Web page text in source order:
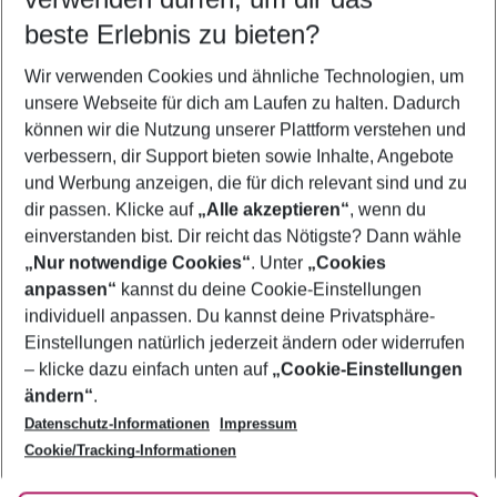
5-8 Nächte
2 Erwachsene Keine Kinder
Mehr Filter anzeigen
Footer
Footer navigation
Über uns
AGB
Bestpreisgarantie
Cookie-Einstellungen ändern
Cookie-Richtlinie
Agenturbetreuung
Barrierefreies Reisen
Folge uns
beste Erlebnis zu bieten?
Wir verwenden Cookies und ähnliche Technologien, um
unsere Webseite für dich am Laufen zu halten. Dadurch
können wir die Nutzung unserer Plattform verstehen und
verbessern, dir Support bieten sowie Inhalte, Angebote
und Werbung anzeigen, die für dich relevant sind und zu
dir passen. Klicke auf „Alle akzeptieren“, wenn du
einverstanden bist. Dir reicht das Nötigste? Dann wähle
„Nur notwendige Cookies“. Unter „Cookies
anpassen“ kannst du deine Cookie-Einstellungen
individuell anpassen. Du kannst deine Privatsphäre-
Einstellungen natürlich jederzeit ändern oder widerrufen
– klicke dazu einfach unten auf „Cookie-Einstellungen
ändern“.
Datenschutz-Informationen
Impressum
Cookie/Tracking-Informationen